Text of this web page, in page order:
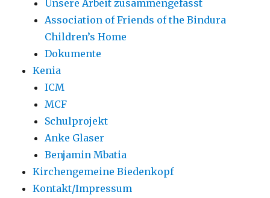
Unsere Arbeit zusammengefasst
Association of Friends of the Bindura
Children’s Home
Dokumente
Kenia
ICM
MCF
Schulprojekt
Anke Glaser
Benjamin Mbatia
Kirchengemeine Biedenkopf
Kontakt/Impressum